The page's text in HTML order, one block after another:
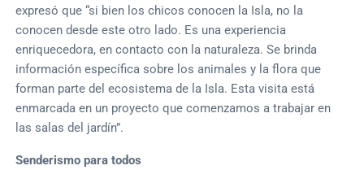
expresó que “si bien los chicos conocen la Isla, no la
conocen desde este otro lado. Es una experiencia
enriquecedora, en contacto con la naturaleza. Se brinda
información específica sobre los animales y la flora que
forman parte del ecosistema de la Isla. Esta visita está
enmarcada en un proyecto que comenzamos a trabajar en
las salas del jardín”.
Senderismo para todos